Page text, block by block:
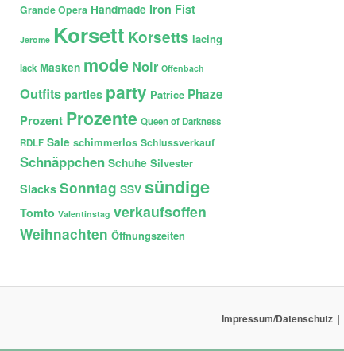
Grande Opera Handmade Iron Fist
Jerome Korsett Korsetts lacing
lack Masken mode Noir Offenbach
Outfits parties party Patrice Phaze
Prozent Prozente Queen of Darkness
RDLF Sale schimmerlos Schlussverkauf
Schnäppchen Schuhe Silvester
Slacks Sonntag SSV sündige
Tomto Valentinstag verkaufsoffen
Weihnachten Öffnungszeiten
Impressum/Datenschutz